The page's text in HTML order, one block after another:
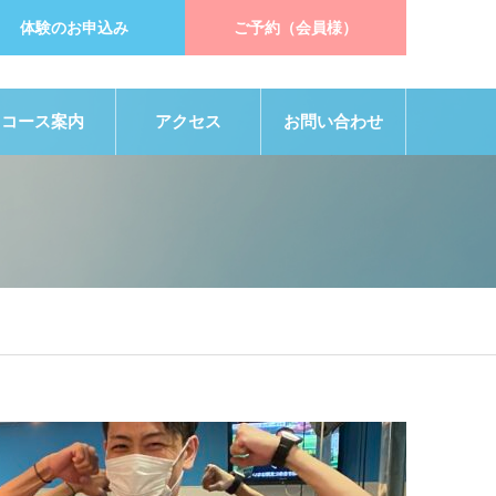
体験のお申込み ご予約（会員様）
コース案内 アクセス お問い合わせ